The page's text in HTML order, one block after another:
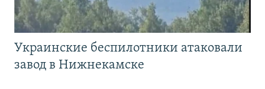
Украинские беспилотники атаковали
завод в Нижнекамске